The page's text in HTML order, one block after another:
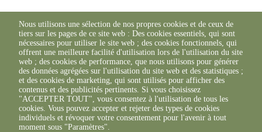
Nous utilisons une sélection de nos propres cookies et de ceux de
tiers sur les pages de ce site web : Des cookies essentiels, qui sont
nécessaires pour utiliser le site web ; des cookies fonctionnels, qui
offrent une meilleure facilité d'utilisation lors de l'utilisation du site
web ; des cookies de performance, que nous utilisons pour générer
des données agrégées sur l'utilisation du site web et des statistiques ;
et des cookies de marketing, qui sont utilisés pour afficher des
contenus et des publicités pertinents. Si vous choisissez
"ACCEPTER TOUT", vous consentez à l'utilisation de tous les
cookies. Vous pouvez accepter et rejeter des types de cookies
individuels et révoquer votre consentement pour l'avenir à tout
moment sous "Paramètres".